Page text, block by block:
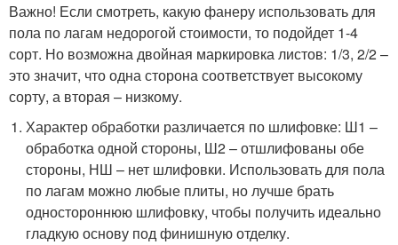
Важно! Если смотреть, какую фанеру использовать для
пола по лагам недорогой стоимости, то подойдет 1-4
сорт. Но возможна двойная маркировка листов: 1/3, 2/2 –
это значит, что одна сторона соответствует высокому
сорту, а вторая – низкому.
Характер обработки различается по шлифовке: Ш1 –
обработка одной стороны, Ш2 – отшлифованы обе
стороны, НШ – нет шлифовки. Использовать для пола
по лагам можно любые плиты, но лучше брать
одностороннюю шлифовку, чтобы получить идеально
гладкую основу под финишную отделку.